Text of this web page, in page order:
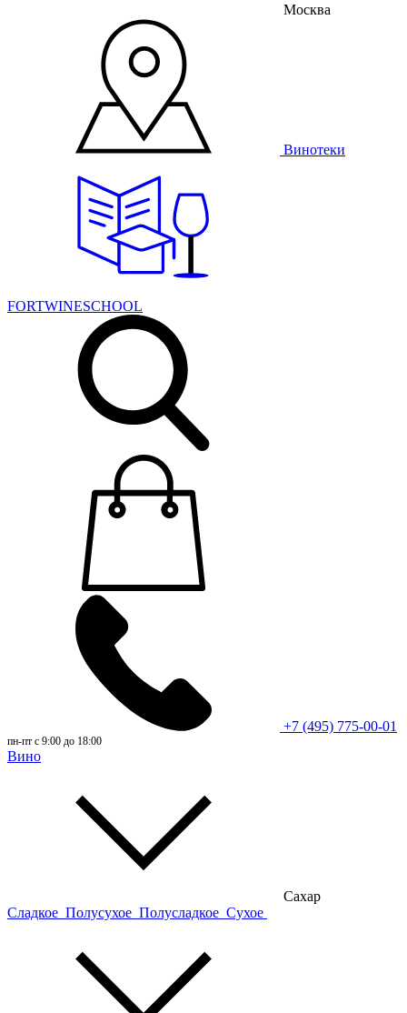
Москва
Винотеки
FORTWINESCHOOL
+7 (495) 775-00-01
пн-пт с 9:00 до 18:00
Вино
Сахар
Сладкое Полусухое Полусладкое Сухое